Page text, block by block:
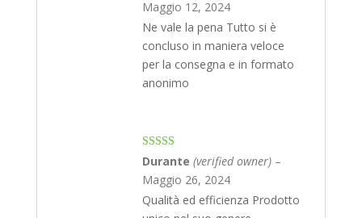
Maggio 12, 2024
Ne vale la pena Tutto si è
concluso in maniera veloce
per la consegna e in formato
anonimo
Rated5out
of 5
Durante (verified owner) –
Maggio 26, 2024
Qualità ed efficienza Prodotto